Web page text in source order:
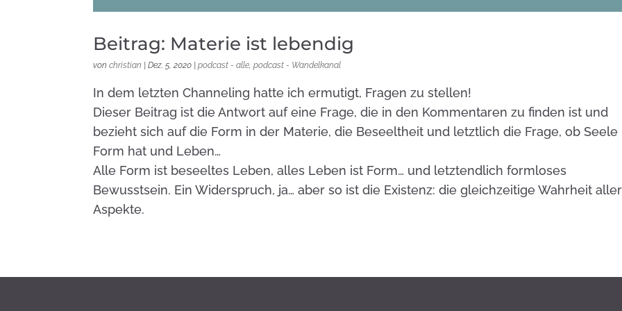
Beitrag: Materie ist lebendig
vonchristian |Dez. 5, 2020 |podcast - alle ,podcast - Wandelkanal
In dem letzten Channeling hatte ich ermutigt, Fragen zu stellen!
Dieser Beitrag ist die Antwort auf eine Frage, die in den Kommentaren zu finden ist und
bezieht sich auf die Form in der Materie, die Beseeltheit und letztlich die Frage, ob Seele
Form hat und Leben…
Alle Form ist beseeltes Leben, alles Leben ist Form… und letztendlich formloses
Bewusstsein. Ein Widerspruch, ja… aber so ist die Existenz: die gleichzeitige Wahrheit aller
Aspekte.